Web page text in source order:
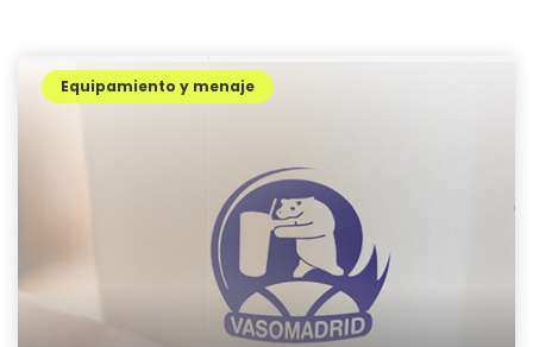
Equipamiento y menaje